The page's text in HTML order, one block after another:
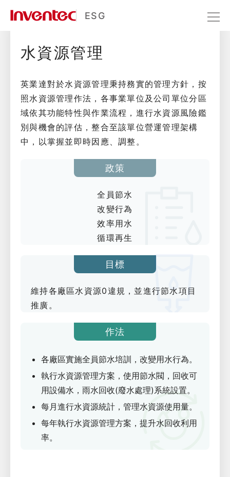
ESG
水資源管理
永續環境 環境責任
水資源管理
英業達對於水資源管理秉持務實的管理方針，按
照水資源管理作法，各事業單位及公司單位分區
域依其功能特性與作業流程，進行水資源風險鑑
別與機會的評估，整合至該單位營運管理架構
中，以掌握並即時因應、調整。
政策
全員節水
改變行為
效率用水
循環再生
目標
維持各廠區水資源0違規，並進行節水項目
推廣。
作法
各廠區實施全員節水培訓，改變用水行為。
執行水資源管理方案，使用節水閥，回收可
用設備水，雨水回收(廢水處理)系統設置。
每月進行水資源統計，管理水資源使用量。
每年執行水資源管理方案，提升水回收利用
率。